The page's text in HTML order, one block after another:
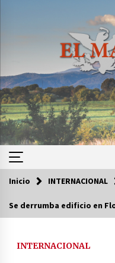
Tendencias
3
Inicio INTERNACIONAL
Se derrumba edificio en
INTERNACIONAL